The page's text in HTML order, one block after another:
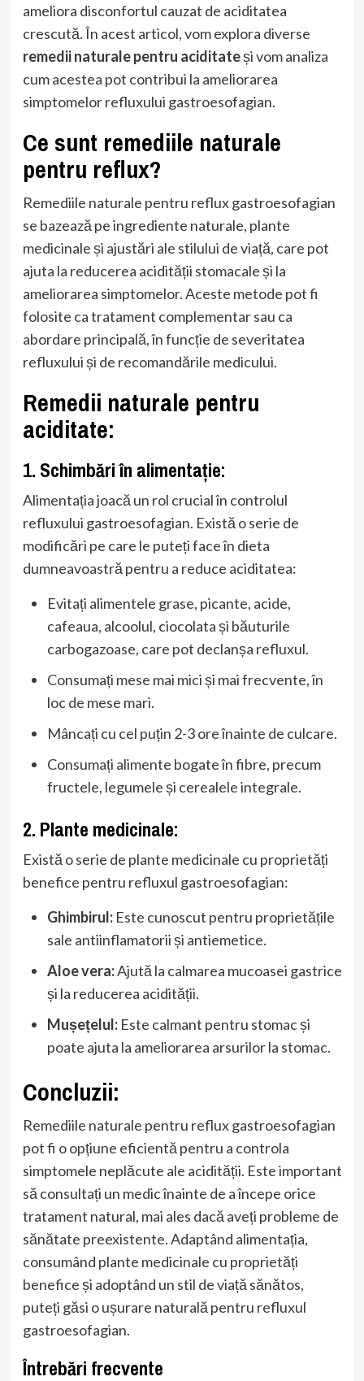
ameliora disconfortul cauzat de aciditatea
crescută. În acest articol, vom explora diverse
remedii naturale pentru aciditateși vom analiza
cum acestea pot contribui la ameliorarea
simptomelor refluxului gastroesofagian.
Ce sunt remediile naturale
pentru reflux?
Remediile naturale pentru reflux gastroesofagian
se bazează pe ingrediente naturale, plante
medicinale și ajustări ale stilului de viață, care pot
ajuta la reducerea acidității stomacale și la
ameliorarea simptomelor. Aceste metode pot fi
folosite ca tratament complementar sau ca
abordare principală, în funcție de severitatea
refluxului și de recomandările medicului.
Remedii naturale pentru
aciditate:
1. Schimbări în alimentație:
Alimentația joacă un rol crucial în controlul
refluxului gastroesofagian. Există o serie de
modificări pe care le puteți face în dieta
dumneavoastră pentru a reduce aciditatea:
Evitați alimentele grase, picante, acide,
cafeaua, alcoolul, ciocolata și băuturile
carbogazoase, care pot declanșa refluxul.
Consumați mese mai mici și mai frecvente, în
loc de mese mari.
Mâncați cu cel puțin 2-3 ore înainte de culcare.
Consumați alimente bogate în fibre, precum
fructele, legumele și cerealele integrale.
2. Plante medicinale:
Există o serie de plante medicinale cu proprietăți
benefice pentru refluxul gastroesofagian:
Ghimbirul:Este cunoscut pentru proprietățile
sale antiinflamatorii și antiemetice.
Aloe vera:Ajută la calmarea mucoasei gastrice
și la reducerea acidității.
Mușețelul:Este calmant pentru stomac și
poate ajuta la ameliorarea arsurilor la stomac.
Concluzii:
Remediile naturale pentru reflux gastroesofagian
pot fi o opțiune eficientă pentru a controla
simptomele neplăcute ale acidității. Este important
să consultați un medic înainte de a începe orice
tratament natural, mai ales dacă aveți probleme de
sănătate preexistente. Adaptând alimentația,
consumând plante medicinale cu proprietăți
benefice și adoptând un stil de viață sănătos,
puteți găsi o ușurare naturală pentru refluxul
gastroesofagian.
Întrebări frecvente